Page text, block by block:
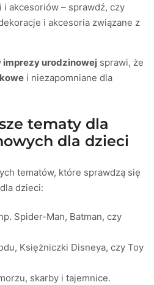
akcesoriów – sprawdź, czy
i akcesoria związane z
imprezy urodzinowej sprawi, że
i niezapomniane dla
tematy dla
dla dzieci
tematów, które sprawdzą się
dla dzieci:
Spider-Man, Batman, czy
Księżniczki Disneya, czy Toy
skarby i tajemnice.